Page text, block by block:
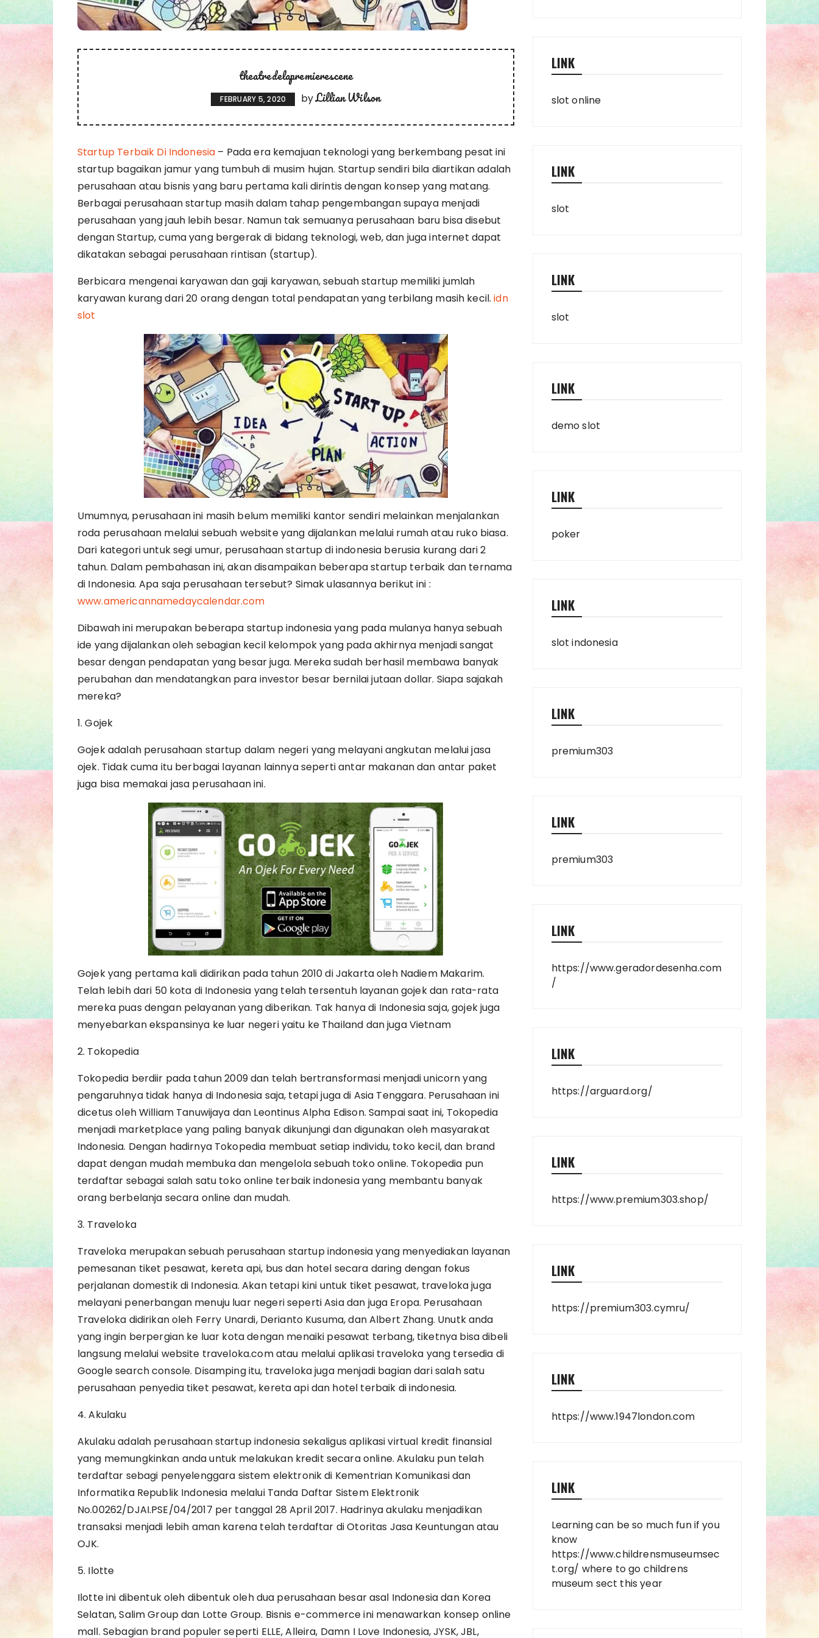
theatredelapremierescene
FEBRUARY 5, 2020 byLillian Wilson
Startup Terbaik Di Indonesia – Pada era kemajuan teknologi yang berkembang pesat ini
startup bagaikan jamur yang tumbuh di musim hujan. Startup sendiri bila diartikan adalah
perusahaan atau bisnis yang baru pertama kali dirintis dengan konsep yang matang.
Berbagai perusahaan startup masih dalam tahap pengembangan supaya menjadi
perusahaan yang jauh lebih besar. Namun tak semuanya perusahaan baru bisa disebut
dengan Startup, cuma yang bergerak di bidang teknologi, web, dan juga internet dapat
dikatakan sebagai perusahaan rintisan (startup).
Berbicara mengenai karyawan dan gaji karyawan, sebuah startup memiliki jumlah
karyawan kurang dari 20 orang dengan total pendapatan yang terbilang masih kecil.idn
slot
Umumnya, perusahaan ini masih belum memiliki kantor sendiri melainkan menjalankan
roda perusahaan melalui sebuah website yang dijalankan melalui rumah atau ruko biasa.
Dari kategori untuk segi umur, perusahaan startup di indonesia berusia kurang dari 2
tahun. Dalam pembahasan ini, akan disampaikan beberapa startup terbaik dan ternama
di Indonesia. Apa saja perusahaan tersebut? Simak ulasannya berikut ini :
www.americannamedaycalendar.com
Dibawah ini merupakan beberapa startup indonesia yang pada mulanya hanya sebuah
ide yang dijalankan oleh sebagian kecil kelompok yang pada akhirnya menjadi sangat
besar dengan pendapatan yang besar juga. Mereka sudah berhasil membawa banyak
perubahan dan mendatangkan para investor besar bernilai jutaan dollar. Siapa sajakah
mereka?
1. Gojek
Gojek adalah perusahaan startup dalam negeri yang melayani angkutan melalui jasa
ojek. Tidak cuma itu berbagai layanan lainnya seperti antar makanan dan antar paket
juga bisa memakai jasa perusahaan ini.
Gojek yang pertama kali didirikan pada tahun 2010 di Jakarta oleh Nadiem Makarim.
Telah lebih dari 50 kota di Indonesia yang telah tersentuh layanan gojek dan rata-rata
mereka puas dengan pelayanan yang diberikan. Tak hanya di Indonesia saja, gojek juga
menyebarkan ekspansinya ke luar negeri yaitu ke Thailand dan juga Vietnam
2. Tokopedia
Tokopedia berdiir pada tahun 2009 dan telah bertransformasi menjadi unicorn yang
pengaruhnya tidak hanya di Indonesia saja, tetapi juga di Asia Tenggara. Perusahaan ini
dicetus oleh William Tanuwijaya dan Leontinus Alpha Edison. Sampai saat ini, Tokopedia
menjadi marketplace yang paling banyak dikunjungi dan digunakan oleh masyarakat
Indonesia. Dengan hadirnya Tokopedia membuat setiap individu, toko kecil, dan brand
dapat dengan mudah membuka dan mengelola sebuah toko online. Tokopedia pun
terdaftar sebagai salah satu toko online terbaik indonesia yang membantu banyak
orang berbelanja secara online dan mudah.
3. Traveloka
Traveloka merupakan sebuah perusahaan startup indonesia yang menyediakan layanan
pemesanan tiket pesawat, kereta api, bus dan hotel secara daring dengan fokus
perjalanan domestik di Indonesia. Akan tetapi kini untuk tiket pesawat, traveloka juga
melayani penerbangan menuju luar negeri seperti Asia dan juga Eropa. Perusahaan
Traveloka didirikan oleh Ferry Unardi, Derianto Kusuma, dan Albert Zhang. Unutk anda
yang ingin berpergian ke luar kota dengan menaiki pesawat terbang, tiketnya bisa dibeli
langsung melalui website traveloka.com atau melalui aplikasi traveloka yang tersedia di
Google search console. Disamping itu, traveloka juga menjadi bagian dari salah satu
perusahaan penyedia tiket pesawat, kereta api dan hotel terbaik di indonesia.
4. Akulaku
Akulaku adalah perusahaan startup indonesia sekaligus aplikasi virtual kredit finansial
yang memungkinkan anda untuk melakukan kredit secara online. Akulaku pun telah
terdaftar sebagi penyelenggara sistem elektronik di Kementrian Komunikasi dan
Informatika Republik Indonesia melalui Tanda Daftar Sistem Elektronik
No.00262/DJAI.PSE/04/2017 per tanggal 28 April 2017. Hadrinya akulaku menjadikan
transaksi menjadi lebih aman karena telah terdaftar di Otoritas Jasa Keuntungan atau
OJK.
5. Ilotte
Ilotte ini dibentuk oleh dibentuk oleh dua perusahaan besar asal Indonesia dan Korea
Selatan, Salim Group dan Lotte Group. Bisnis e-commerce ini menawarkan konsep online
mall. Sebagian brand populer seperti ELLE, Alleira, Damn I Love Indonesia, JYSK, JBL,
LINK
slot online
LINK
slot
LINK
slot
LINK
demo slot
LINK
poker
LINK
slot indonesia
LINK
premium303
LINK
premium303
LINK
https://www.geradordesenha.com
/
LINK
https://arguard.org/
LINK
https://www.premium303.shop/
LINK
https://premium303.cymru/
LINK
https://www.1947london.com
LINK
Learning can be so much fun if you
know
https://www.childrensmuseumsec
t.org/ where to go childrens
museum sect this year